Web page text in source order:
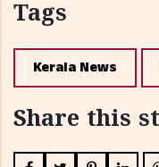
Tags
Kerala News
Share this